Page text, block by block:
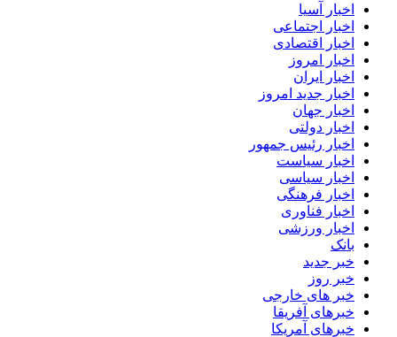
اخبار آسیا
اخبار اجتماعی
اخبار اقتصادی
اخبار امروز
اخبار ایران
اخبار جدید امروز
اخبار جهان
اخبار دولتی
اخبار رئیس جمهور
اخبار سیاست
اخبار سیاسی
اخبار فرهنگی
اخبار فناوری
اخبار ورزشی
بانک
خبر جدید
خبر روز
خبر های خارجی
خبرهای آفریقا
خبرهای آمریکا